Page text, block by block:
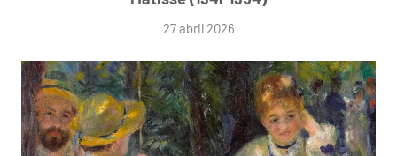
27 abril 2026